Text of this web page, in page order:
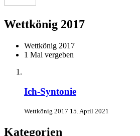
Wettkönig 2017
Wettkönig 2017
1 Mal vergeben
Ich-Syntonie
Wettkönig 2017 15. April 2021
Kategorien